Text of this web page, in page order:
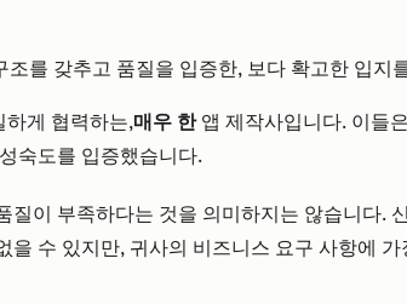
조를 갖추고 품질을 입증한, 보다 확고한 입지
게 협력하는,매우 한 앱 제작사입니다. 이들
숙도를 입증했습니다.
질이 부족하다는 것을 의미하지는 않습니다.
을 수 있지만, 귀사의 비즈니스 요구 사항에